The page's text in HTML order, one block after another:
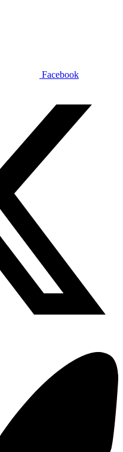
Facebook